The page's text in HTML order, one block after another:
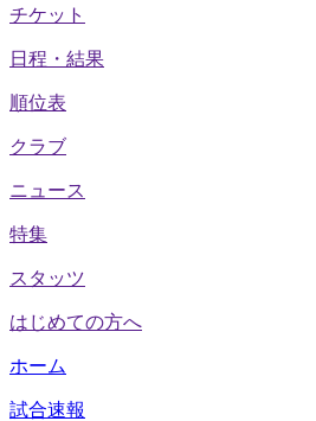
チケット
日程・結果
順位表
クラブ
ニュース
特集
スタッツ
はじめての方へ
ホーム
試合速報